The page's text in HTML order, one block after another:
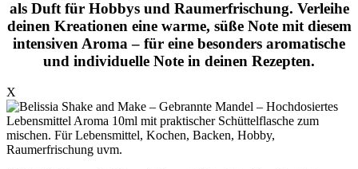
als Duft für Hobbys und Raumerfrischung. Verleihe
deinen Kreationen eine warme, süße Note mit diesem
intensiven Aroma – für eine besonders aromatische
und individuelle Note in deinen Rezepten.
X